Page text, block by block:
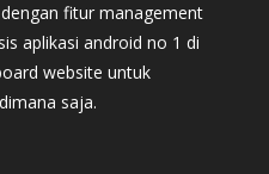
fitur management
aplikasi android no 1 di
website untuk
saja.